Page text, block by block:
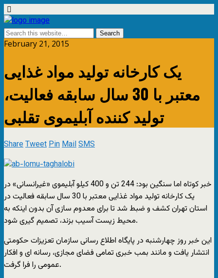
February 21, 2015
یک کارخانه تولید مواد غذایی
معتبر با 30 سال سابقه فعالیت،
تولید کننده آبلیموی تقلبی
ShareTweetPinMailSMS
خبر کوتاه اما سنگین بود: 244 تن و 400 کیلو آبلیموی «غیرانسانی» در
یک کارخانه تولید مواد غذایی معتبر با 30 سال سابقه فعالیت در
استان تهران کشف و ضبط شد تا برای معدوم سازی آن بدون اینکه به
محیط زیست آسیب بزند، تصمیم گیری شود.
این خبر روز چهارشنبه در پایگاه اطلاع رسانی سازمان تعزیزات حکومتی
انتشار یافت و مانند بمب خبری تمامی فضای مجازی، رسانه ای و افکار
عمومی را فرا گرفت.